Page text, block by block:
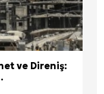
ve Direniş: